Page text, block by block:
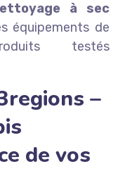
à sec
équipements de
testés
–
de vos